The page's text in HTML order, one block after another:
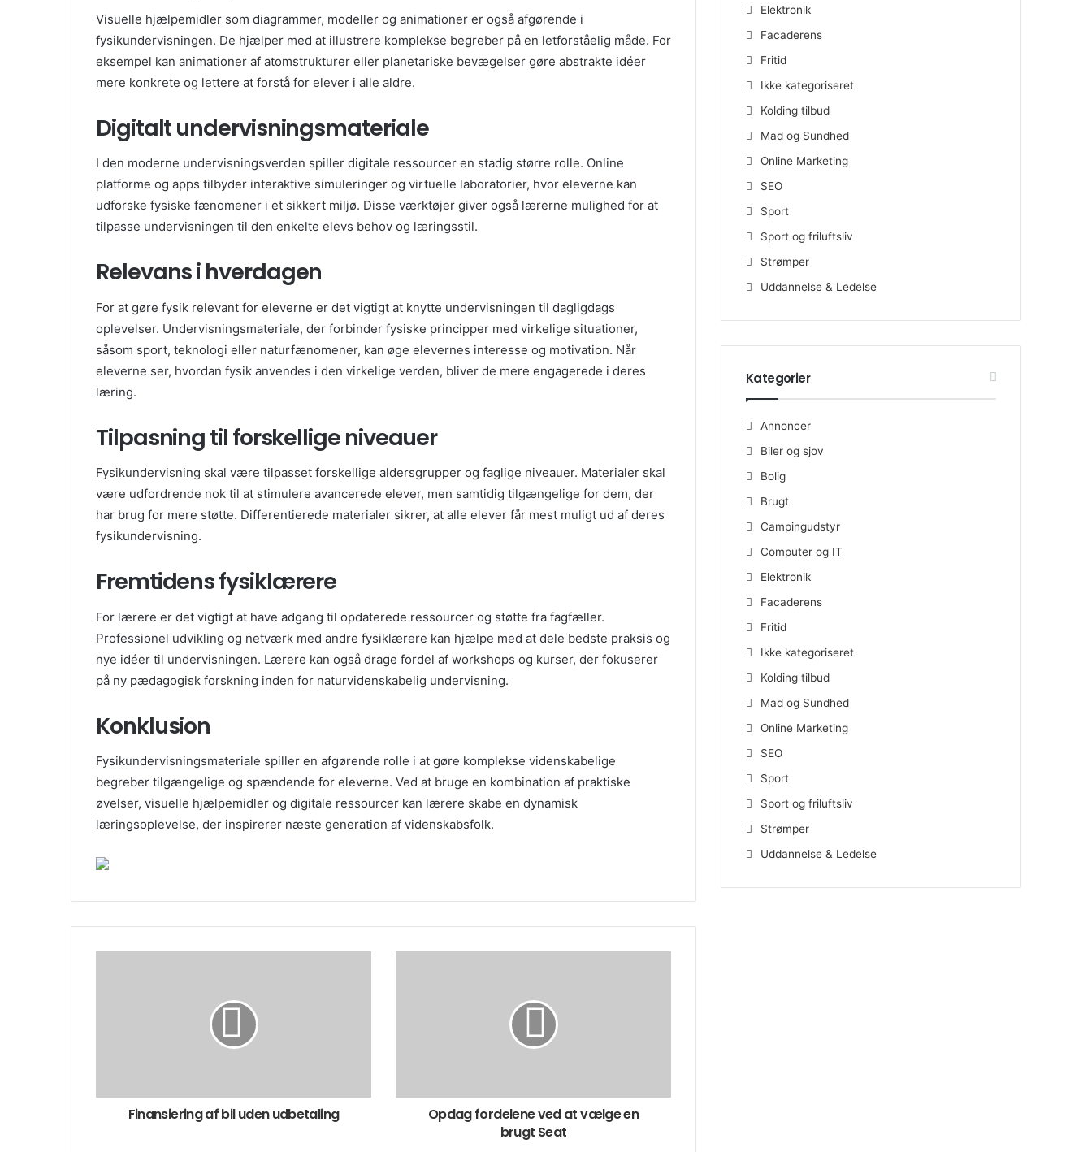
Visuelle hjælpemidler som diagrammer, modeller og animationer er også afgørende i
fysikundervisningen. De hjælper med at illustrere komplekse begreber på en letforståelig måde. For
eksempel kan animationer af atomstrukturer eller planetariske bevægelser gøre abstrakte idéer
mere konkrete og lettere at forstå for elever i alle aldre.
Digitalt undervisningsmateriale
I den moderne undervisningsverden spiller digitale ressourcer en stadig større rolle. Online
platforme og apps tilbyder interaktive simuleringer og virtuelle laboratorier, hvor eleverne kan
udforske fysiske fænomener i et sikkert miljø. Disse værktøjer giver også lærerne mulighed for at
tilpasse undervisningen til den enkelte elevs behov og læringsstil.
Relevans i hverdagen
For at gøre fysik relevant for eleverne er det vigtigt at knytte undervisningen til dagligdags
oplevelser. Undervisningsmateriale, der forbinder fysiske principper med virkelige situationer,
såsom sport, teknologi eller naturfænomener, kan øge elevernes interesse og motivation. Når
eleverne ser, hvordan fysik anvendes i den virkelige verden, bliver de mere engagerede i deres
læring.
Tilpasning til forskellige niveauer
Fysikundervisning skal være tilpasset forskellige aldersgrupper og faglige niveauer. Materialer skal
være udfordrende nok til at stimulere avancerede elever, men samtidig tilgængelige for dem, der
har brug for mere støtte. Differentierede materialer sikrer, at alle elever får mest muligt ud af deres
fysikundervisning.
Fremtidens fysiklærere
For lærere er det vigtigt at have adgang til opdaterede ressourcer og støtte fra fagfæller.
Professionel udvikling og netværk med andre fysiklærere kan hjælpe med at dele bedste praksis og
nye idéer til undervisningen. Lærere kan også drage fordel af workshops og kurser, der fokuserer
på ny pædagogisk forskning inden for naturvidenskabelig undervisning.
Konklusion
Fysikundervisningsmateriale spiller en afgørende rolle i at gøre komplekse videnskabelige
begreber tilgængelige og spændende for eleverne. Ved at bruge en kombination af praktiske
øvelser, visuelle hjælpemidler og digitale ressourcer kan lærere skabe en dynamisk
læringsoplevelse, der inspirerer næste generation af videnskabsfolk.
Finansiering af bil uden udbetaling
Opdag fordelene ved at vælge en
brugt Seat
Elektronik
Facaderens
Fritid
Ikke kategoriseret
Kolding tilbud
Mad og Sundhed
Online Marketing
SEO
Sport
Sport og friluftsliv
Strømper
Uddannelse & Ledelse
Kategorier
Annoncer
Biler og sjov
Bolig
Brugt
Campingudstyr
Computer og IT
Elektronik
Facaderens
Fritid
Ikke kategoriseret
Kolding tilbud
Mad og Sundhed
Online Marketing
SEO
Sport
Sport og friluftsliv
Strømper
Uddannelse & Ledelse